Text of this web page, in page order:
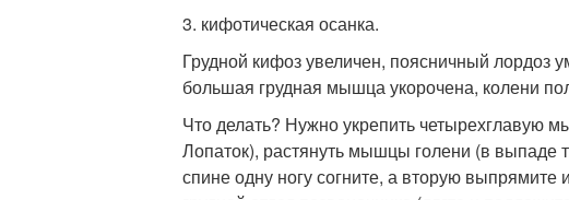
3. кифотическая осанка.
Грудной кифоз увеличен, поясничный лордоз
большая грудная мышца укорочена, колени
Что делать? Нужно укрепить
Лопаток), растянуть мышцы голени (в выпаде
спине одну ногу согните, а вторую выпрямите